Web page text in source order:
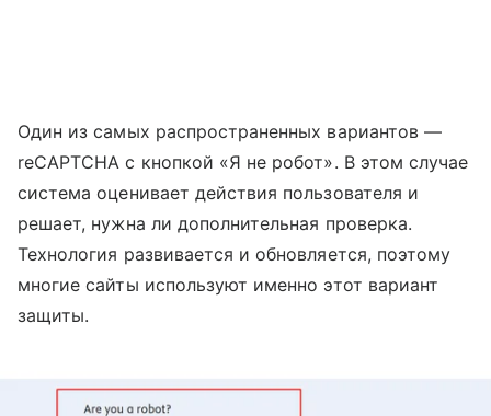
Один из самых распространенных вариантов —
reCAPTCHA с кнопкой «Я не робот». В этом случае
система оценивает действия пользователя и
решает, нужна ли дополнительная проверка.
Технология развивается и обновляется, поэтому
многие сайты используют именно этот вариант
защиты.